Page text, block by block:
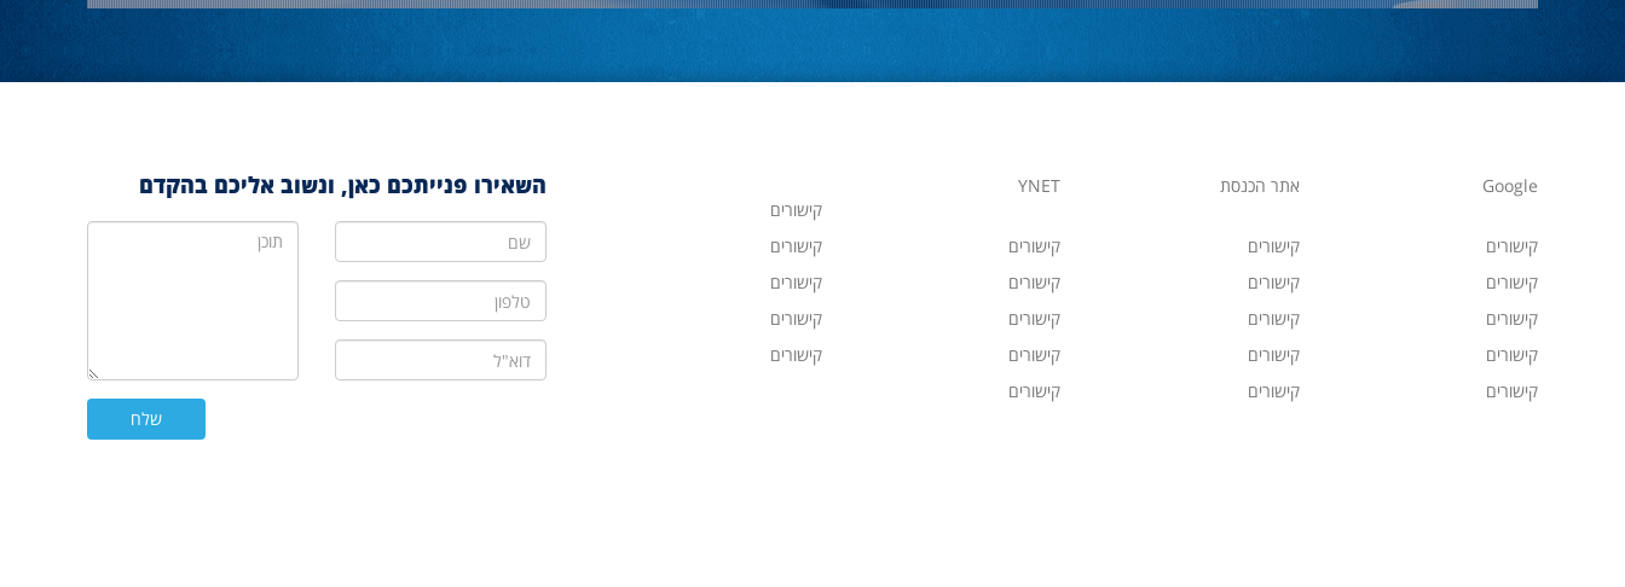
Google אתר הכנסת YNET
קישורים קישורים קישורים
קישורים קישורים קישורים קישורים
קישורים קישורים קישורים קישורים
קישורים קישורים קישורים קישורים
קישורים קישורים קישורים קישורים
קישורים
השאירו פנייתכם כאן, ונשוב אליכם בהקדם
שם
טלפון
דוא"ל
תוכן